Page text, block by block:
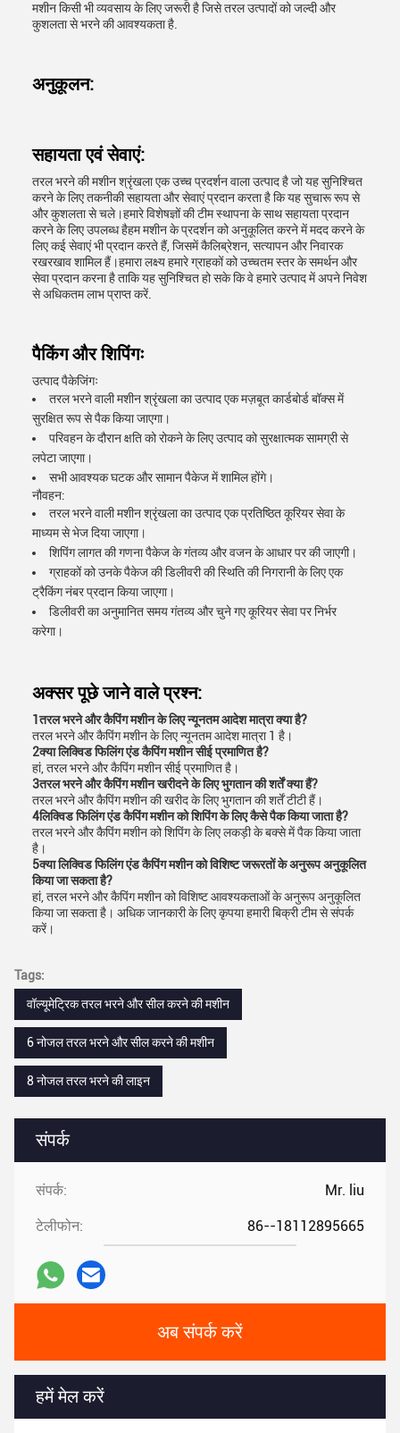
संपर्क
संपर्क: Mr. liu
टेलीफोन: 86--18112895665
अब संपर्क करें
हमें मेल करें
मशीन किसी भी व्यवसाय के लिए जरूरी है जिसे तरल उत्पादों को जल्दी और
कुशलता से भरने की आवश्यकता है.
अनुकूलन:
सहायता एवं सेवाएं:
तरल भरने की मशीन श्रृंखला एक उच्च प्रदर्शन वाला उत्पाद है जो यह सुनिश्चित
करने के लिए तकनीकी सहायता और सेवाएं प्रदान करता है कि यह सुचारू रूप से
और कुशलता से चले।हमारे विशेषज्ञों की टीम स्थापना के साथ सहायता प्रदान
करने के लिए उपलब्ध हैहम मशीन के प्रदर्शन को अनुकूलित करने में मदद करने के
लिए कई सेवाएं भी प्रदान करते हैं, जिसमें कैलिब्रेशन, सत्यापन और निवारक
रखरखाव शामिल हैं।हमारा लक्ष्य हमारे ग्राहकों को उच्चतम स्तर के समर्थन और
सेवा प्रदान करना है ताकि यह सुनिश्चित हो सके कि वे हमारे उत्पाद में अपने निवेश
से अधिकतम लाभ प्राप्त करें.
पैकिंग और शिपिंगः
उत्पाद पैकेजिंगः
तरल भरने वाली मशीन श्रृंखला का उत्पाद एक मज़बूत कार्डबोर्ड बॉक्स में
सुरक्षित रूप से पैक किया जाएगा।
परिवहन के दौरान क्षति को रोकने के लिए उत्पाद को सुरक्षात्मक सामग्री से
लपेटा जाएगा।
सभी आवश्यक घटक और सामान पैकेज में शामिल होंगे।
नौवहन:
तरल भरने वाली मशीन श्रृंखला का उत्पाद एक प्रतिष्ठित कूरियर सेवा के
माध्यम से भेज दिया जाएगा।
शिपिंग लागत की गणना पैकेज के गंतव्य और वजन के आधार पर की जाएगी।
ग्राहकों को उनके पैकेज की डिलीवरी की स्थिति की निगरानी के लिए एक
ट्रैकिंग नंबर प्रदान किया जाएगा।
डिलीवरी का अनुमानित समय गंतव्य और चुने गए कूरियर सेवा पर निर्भर
करेगा।
अक्सर पूछे जाने वाले प्रश्न:
1तरल भरने और कैपिंग मशीन के लिए न्यूनतम आदेश मात्रा क्या है?
तरल भरने और कैपिंग मशीन के लिए न्यूनतम आदेश मात्रा 1 है।
2क्या लिक्विड फिलिंग एंड कैपिंग मशीन सीई प्रमाणित है?
हां, तरल भरने और कैपिंग मशीन सीई प्रमाणित है।
3तरल भरने और कैपिंग मशीन खरीदने के लिए भुगतान की शर्तें क्या हैं?
तरल भरने और कैपिंग मशीन की खरीद के लिए भुगतान की शर्तें टीटी हैं।
4लिक्विड फिलिंग एंड कैपिंग मशीन को शिपिंग के लिए कैसे पैक किया जाता है?
तरल भरने और कैपिंग मशीन को शिपिंग के लिए लकड़ी के बक्से में पैक किया जाता
है।
5क्या लिक्विड फिलिंग एंड कैपिंग मशीन को विशिष्ट जरूरतों के अनुरूप अनुकूलित
किया जा सकता है?
हां, तरल भरने और कैपिंग मशीन को विशिष्ट आवश्यकताओं के अनुरूप अनुकूलित
किया जा सकता है। अधिक जानकारी के लिए कृपया हमारी बिक्री टीम से संपर्क
करें।
Tags:
वॉल्यूमेट्रिक तरल भरने और सील करने की मशीन
6 नोजल तरल भरने और सील करने की मशीन
8 नोजल तरल भरने की लाइन